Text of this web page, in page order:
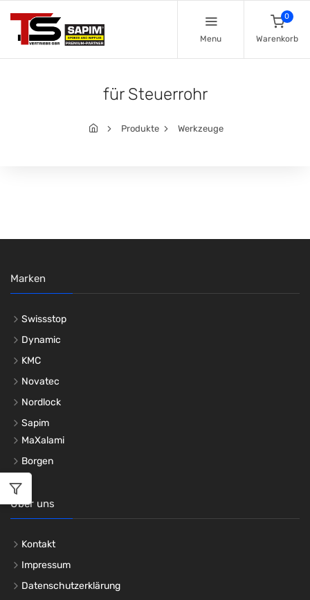
Menu
0
Warenkorb
für Steuerrohr
Produkte Werkzeuge
Marken
Swissstop
Dynamic
KMC
Novatec
Nordlock
Sapim
MaXalami
Borgen
Über uns
Kontakt
Impressum
Datenschutzerklärung